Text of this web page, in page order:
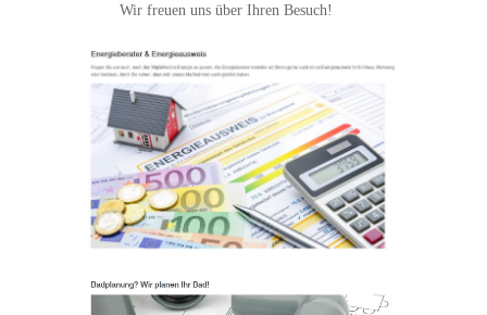
Wir freuen uns über Ihren Besuch!